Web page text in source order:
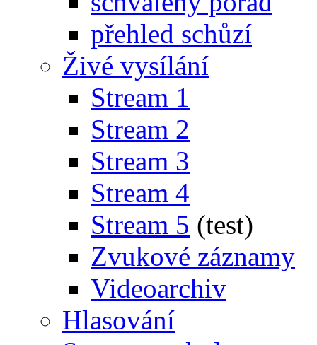
přehled schůzí
Živé vysílání
Stream 1
Stream 2
Stream 3
Stream 4
Stream 5 (test)
Zvukové záznamy
Videoarchiv
Hlasování